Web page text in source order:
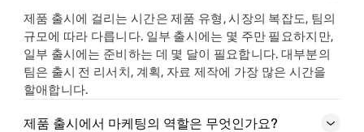
제품 출시에 걸리는 시간은 제품 유형, 시장의 복잡도, 팀의
규모에 따라 다릅니다. 일부 출시에는 몇 주만 필요하지만,
일부 출시에는 준비하는 데 몇 달이 필요합니다. 대부분의
팀은 출시 전 리서치, 계획, 자료 제작에 가장 많은 시간을
할애합니다.
제품 출시에서 마케팅의 역할은 무엇인가요?